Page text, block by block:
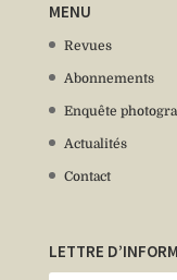
MENU
Revues
Abonnements
Enquête
Actualités
Contact
LETTRE